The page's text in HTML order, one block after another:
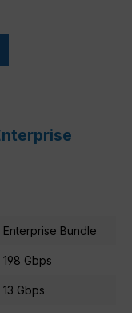
Enterprise Bundle
198 Gbps
13 Gbps